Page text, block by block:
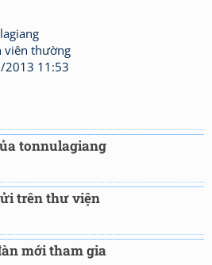
viên thường
2013 11:53
tonnulagiang
trên thư viện
mới tham gia